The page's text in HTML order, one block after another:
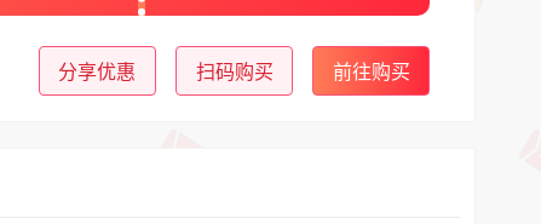
分享优惠 扫码购买 前往购买